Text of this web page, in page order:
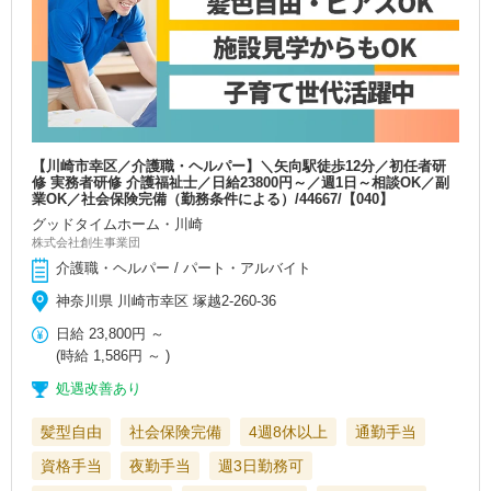
【川崎市幸区／介護職・ヘルパー】＼矢向駅徒歩12分／初任者研
修 実務者研修 介護福祉士／日給23800円～／週1日～相談OK／副
業OK／社会保険完備（勤務条件による）/44667/【040】
グッドタイムホーム・川崎
株式会社創生事業団
介護職・ヘルパー / パート・アルバイト
神奈川県 川崎市幸区 塚越2-260-36
日給 23,800円 ～
(時給 1,586円 ～ )
処遇改善あり
髪型自由 社会保険完備 4週8休以上
通勤手当
資格手当
夜勤手当 週3日勤務可